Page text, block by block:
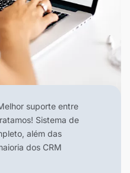
suporte entre
Sistema de
além das
dos CRM